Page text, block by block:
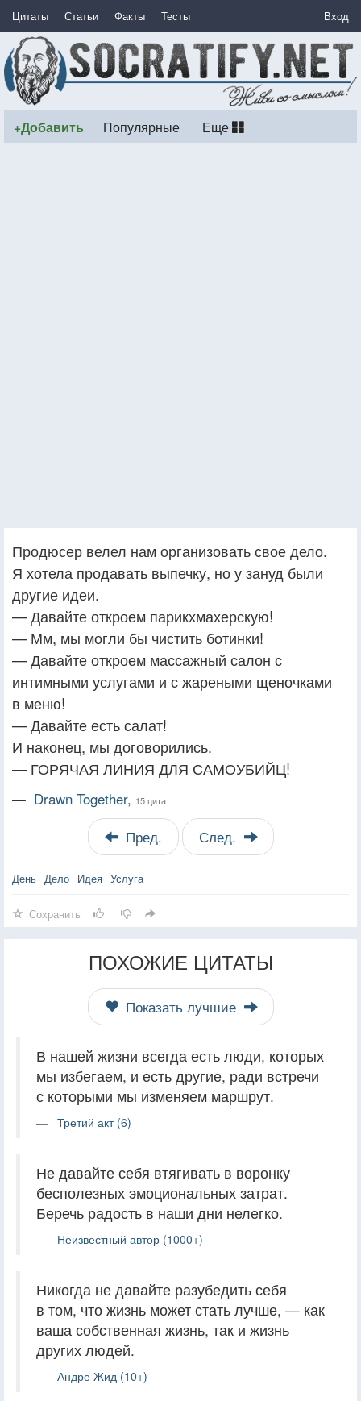
Цитаты Статьи Факты Тесты Вход
+Добавить Популярные Еще
Продюсер велел нам организовать свое дело.
Я хотела продавать выпечку, но у зануд были
другие идеи.
— Давайте откроем парикхмахерскую!
— Мм, мы могли бы чистить ботинки!
— Давайте откроем массажный салон с
интимными услугами и с жареными щеночками
в меню!
— Давайте есть салат!
И наконец, мы договорились.
— ГОРЯЧАЯ ЛИНИЯ ДЛЯ САМОУБИЙЦ!
— Drawn Together, 15 цитат
Пред. След.
День Дело Идея Услуга
Сохранить
ПОХОЖИЕ ЦИТАТЫ
Показать лучшие
В нашей жизни всегда есть люди, которых
мы избегаем, и есть другие, ради встречи
с которыми мы изменяем маршрут.
Третий акт (6)
Не давайте себя втягивать в воронку
бесполезных эмоциональных затрат.
Беречь радость в наши дни нелегко.
Неизвестный автор (1000+)
Никогда не давайте разубедить себя
в том, что жизнь может стать лучше, — как
ваша собственная жизнь, так и жизнь
других людей.
Андре Жид (10+)